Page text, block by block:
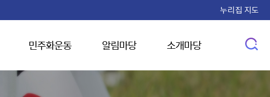
누리집 지도
민주화운동 알림마당 소개마당